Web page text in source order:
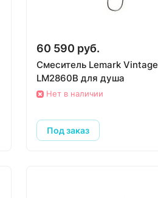
60 590 руб.
Смеситель Lemark Vintage
LM2860B для душа
Нет в наличии
Под заказ